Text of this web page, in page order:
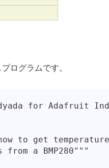
ログラムです。
for Adafruit
to get
from a BMP280"""